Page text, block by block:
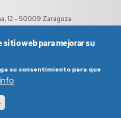
12 - 50009 Zaragoza
generales de uso
web para mejorar su
su consentimiento para que